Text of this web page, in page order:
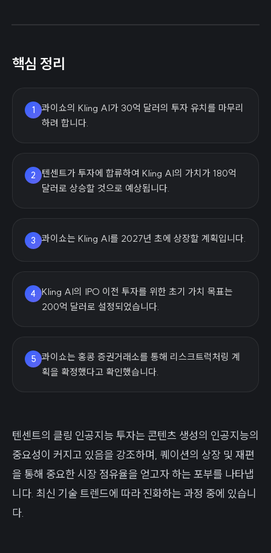
핵심 정리
1
콰이쇼의 Kling AI가 30억 달러의 투자 유치를 마무리
하려 합니다.
2
텐센트가 투자에 합류하여 Kling AI의 가치가 180억
달러로 상승할 것으로 예상됩니다.
3 콰이쇼는 Kling AI를 2027년 초에 상장할 계획입니다.
4 Kling AI의 IPO 이전 투자를 위한 초기 가치 목표는
200억 달러로 설정되었습니다.
5 콰이쇼는 홍콩 증권거래소를 통해 리스크트럭처링 계
획을 확정했다고 확인했습니다.
텐센트의 클링 인공지능 투자는 콘텐츠 생성의 인공지능의
중요성이 커지고 있음을 강조하며, 퀘이션의 상장 및 재편
을 통해 중요한 시장 점유율을 얻고자 하는 포부를 나타냅
니다. 최신 기술 트렌드에 따라 진화하는 과정 중에 있습니
다.